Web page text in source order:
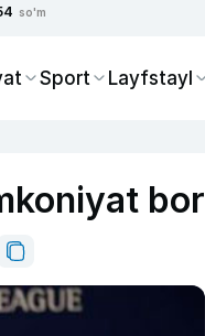
so'm
Sport Layfstayl
bor